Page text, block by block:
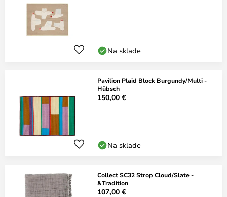
Na sklade
Pavilion Plaid Block Burgundy/Multi -
Hübsch
150,00 €
Na sklade
Collect SC32 Strop Cloud/Slate -
&Tradition
107,00 €